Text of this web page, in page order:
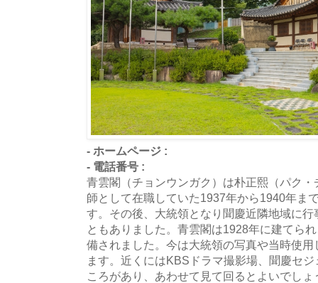
- ホームページ :
- 電話番号 :
青雲閣（チョンウンガク）は朴正熙（パク
師として在職していた1937年から1940年ま
す。その後、大統領となり聞慶近隣地域に
ともありました。青雲閣は1928年に建てら
備されました。今は大統領の写真や当時使
ます。近くにはKBSドラマ撮影場、聞慶セ
ころがあり、あわせて見て回るとよいでしょ